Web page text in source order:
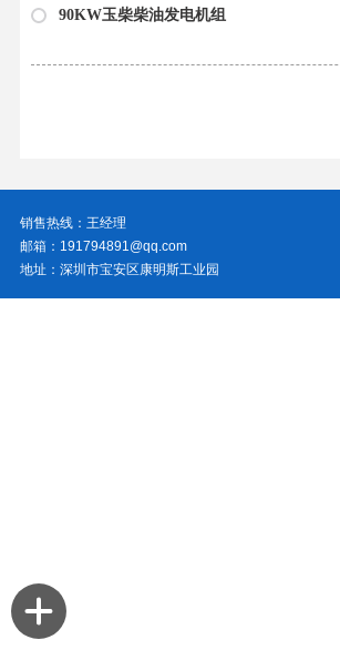
90KW玉柴柴油发电机组
销售热线：王经理
邮箱：191794891@qq.com
地址：深圳市宝安区康明斯工业园